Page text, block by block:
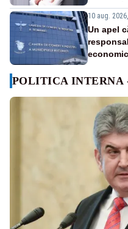
10 aug.
Un apel
POLITICA INTERNA